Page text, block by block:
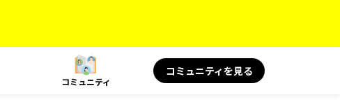
コミュニティ
コミュニティを見る